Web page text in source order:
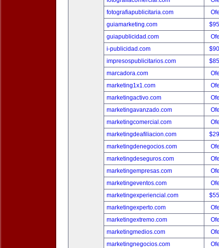
fotografiapublicitaria.com
guiamarketing.com
guiapublicidad.com
i-publicidad.com
impresospublicitarios.com
marcadora.com
marketing1x1.com
marketingactivo.com
marketingavanzado.com
marketingcomercial.com
marketingdeafiliacion.com
marketingdenegocios.com
marketingdeseguros.com
marketingempresas.com
marketingeventos.com
marketingexperiencial.com
marketingexperto.com
marketingextremo.com
marketingmedios.com
marketingnegocios.com